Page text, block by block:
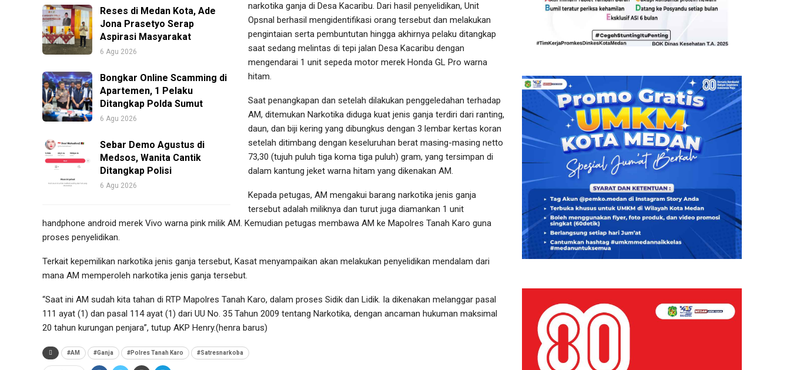
Reses di Medan Kota, Ade
Jona Prasetyo Serap
Aspirasi Masyarakat
6 Agu 2026
Bongkar Online Scamming di
Apartemen, 1 Pelaku
Ditangkap Polda Sumut
6 Agu 2026
Sebar Demo Agustus di
Medsos, Wanita Cantik
Ditangkap Polisi
6 Agu 2026
narkotika ganja di Desa Kacaribu. Dari hasil penyelidikan, Unit
Opsnal berhasil mengidentifikasi orang tersebut dan melakukan
pengintaian serta pembuntutan hingga akhirnya pelaku ditangkap
saat sedang melintas di tepi jalan Desa Kacaribu dengan
mengendarai 1 unit sepeda motor merek Honda GL Pro warna
hitam.
Saat penangkapan dan setelah dilakukan penggeledahan terhadap
AM, ditemukan Narkotika diduga kuat jenis ganja terdiri dari ranting,
daun, dan biji kering yang dibungkus dengan 3 lembar kertas koran
setelah ditimbang dengan keseluruhan berat masing-masing netto
73,30 (tujuh puluh tiga koma tiga puluh) gram, yang tersimpan di
dalam kantung jeket warna hitam yang dikenakan AM.
Kepada petugas, AM mengakui barang narkotika jenis ganja
tersebut adalah miliknya dan turut juga diamankan 1 unit
handphone android merek Vivo warna pink milik AM. Kemudian petugas membawa AM ke Mapolres Tanah Karo guna
proses penyelidikan.
Terkait kepemilikan narkotika jenis ganja tersebut, Kasat menyampaikan akan melakukan penyelidikan mendalam dari
mana AM memperoleh narkotika jenis ganja tersebut.
“Saat ini AM sudah kita tahan di RTP Mapolres Tanah Karo, dalam proses Sidik dan Lidik. Ia dikenakan melanggar pasal
111 ayat (1) dan pasal 114 ayat (1) dari UU No. 35 Tahun 2009 tentang Narkotika, dengan ancaman hukuman maksimal
20 tahun kurungan penjara”, tutup AKP Henry.(henra barus)
#AM #Ganja #Polres Tanah Karo #Satresnarkoba